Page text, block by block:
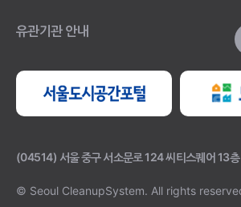
유관기관 안내
(04514) 서울 중구 서소문로 124 씨티스퀘어 13
© Seoul CleanupSystem. All rights